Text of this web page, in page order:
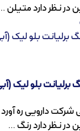
در نظر دارد متیلن
دارویی ره
در نظر دارد رنگ ...